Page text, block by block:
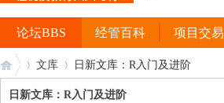
经管百科 项目交易
论坛BBS
文库 日新文库：R入门及进阶
日新文库：R入门及进阶